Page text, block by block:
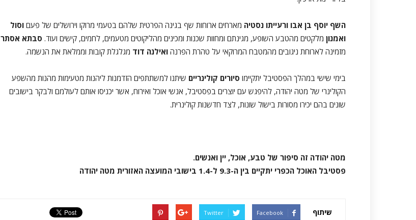
השף יוסף בן אבו ורעייתו נסטיה מארחים ארוחות שף בגינה הפרטית שלהם בטעמי מרוקו וירושלים של פעם וסול
ואמנון מלקטים מהטבע השופע, מגינתם ומחוות שכנות ומכינים מהליקוטים מטעמים, לחמים, קישים ועוד. סבתא אסתר
מזמינה לארוחת ניגובים מהמטבח המרוקאי על טהרת הפרנה ואילנה דוד מגלגלת קובות וממלאת את הנשמה.
בימי שישי במהלך הפסטיבל יתקיימו סיורים קולינריים שיתנו למשתתפים הזדמנות ליהנות מטעימות מהנות מהשפע
הקולינרי של מטה יהודה, להיפגש עם יוצרים בפסטיבל, אנשי אוכל ואירוח, אשר יכניסו אותם לעולמם ולבקר בישובים
שונים בהם יכירו מסורות בישול שונות, לצד חדשנות קולינרית.
מטה יהודה זה סיפור של טבע, אוכל, יין ואנשים.
פסטיבל האוכל הכפרי יתקיים בין ה-9.3 ל-1.4 בישובי המועצה האזורית מטה יהודה
שיתוף Facebook
Twitter